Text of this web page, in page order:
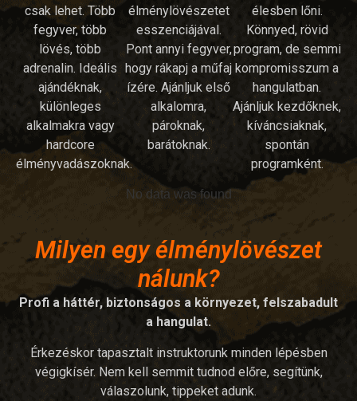
csak lehet. Több
fegyver, több
lövés, több
adrenalin. Ideális
ajándéknak,
különleges
alkalmakra vagy
hardcore
élményvadászoknak.
élménylövészetet
esszenciájával.
Pont annyi fegyver,
hogy rákapj a műfaj
ízére. Ajánljuk első
alkalomra,
pároknak,
barátoknak.
élesben lőni.
Könnyed, rövid
program, de semmi
kompromisszum a
hangulatban.
Ajánljuk kezdőknek,
kíváncsiaknak,
spontán
programként.
No data was found
Milyen egy élménylövészet
nálunk?
Profi a háttér, biztonságos a környezet, felszabadult
a hangulat.
Érkezéskor tapasztalt instruktorunk minden lépésben
végigkísér. Nem kell semmit tudnod előre, segítünk,
válaszolunk, tippeket adunk.